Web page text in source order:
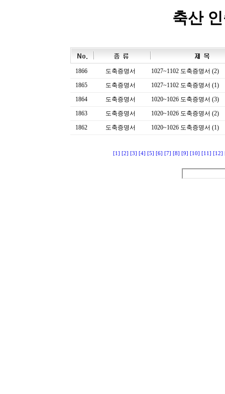
축산
1866 도축증명서
1027~1102 도축증명서 (2)
1865
도축증명서
1027~1102 도축증명서 (1)
1864
도축증명서
1020~1026 도축증명서 (3)
1863
도축증명서
1020~1026 도축증명서 (2)
1862
도축증명서 1020~1026 도축증명서 (1)
[1] [2] [3] [4] [5] [6] [7] [8] [9] [10] [11] [12]